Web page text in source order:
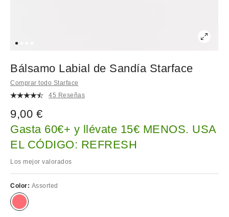
Bálsamo Labial de Sandía Starface
Comprar todo Starface
45 Reseñas
9,00 €
Gasta 60€+ y llévate 15€ MENOS. USA
EL CÓDIGO: REFRESH
Los mejor valorados
Color: Assorted